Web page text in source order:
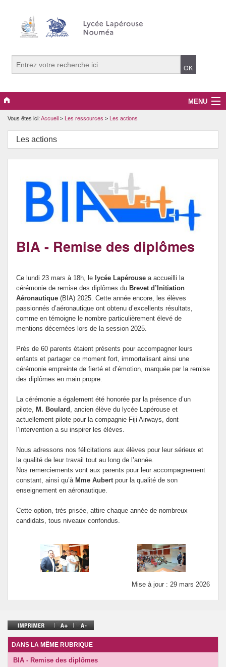
MENU
Le lycée
Les ressources
CPGE Lettres / SH
Vous êtes ici: Accueil > Les ressources > Les actions
Les actions
BIA - Remise des diplômes
Ce lundi 23 mars à 18h, le lycée Lapérouse a accueilli la
cérémonie de remise des diplômes du Brevet d’Initiation
Aéronautique (BIA) 2025. Cette année encore, les élèves
passionnés d’aéronautique ont obtenu d’excellents résultats,
comme en témoigne le nombre particulièrement élevé de
mentions décernées lors de la session 2025.
Près de 60 parents étaient présents pour accompagner leurs
enfants et partager ce moment fort, immortalisant ainsi une
cérémonie empreinte de fierté et d’émotion, marquée par la remise
des diplômes en main propre.
La cérémonie a également été honorée par la présence d’un
pilote, M. Boulard , ancien élève du lycée Lapérouse et
actuellement pilote pour la compagnie Fiji Airways, dont
l’intervention a su inspirer les élèves.
Nous adressons nos félicitations aux élèves pour leur sérieux et
la qualité de leur travail tout au long de l’année.
Nos remerciements vont aux parents pour leur accompagnement
constant, ainsi qu’à Mme Aubertpour la qualité de son
enseignement en aéronautique.
Cette option, très prisée, attire chaque année de nombreux
candidats, tous niveaux confondus.
Mise à jour : 29 mars 2026
DANS LA MÊME RUBRIQUE
BIA - Remise des diplômes